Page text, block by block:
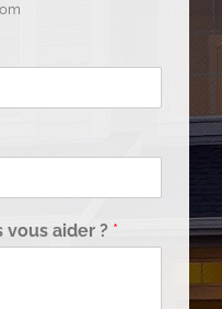
aider ? *